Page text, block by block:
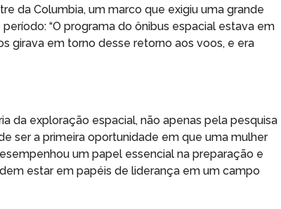
da Columbia, um marco que exigiu uma grande
“O programa do ônibus espacial estava em
girava em torno desse retorno aos voos, e era
da exploração espacial, não apenas pela pesquisa
ser a primeira oportunidade em que uma mulher
um papel essencial na preparação e
estar em papéis de liderança em um campo